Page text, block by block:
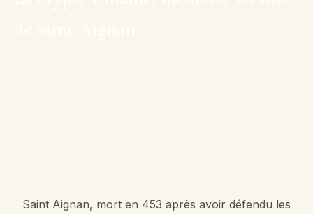
Saint Aignan, mort en 453 après avoir défendu les